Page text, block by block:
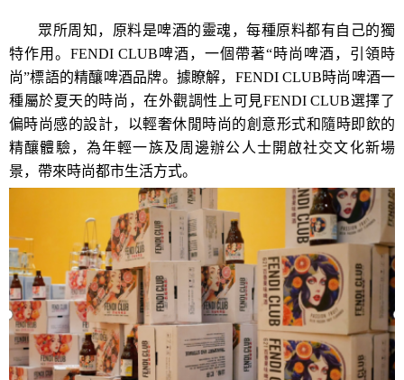
眾所周知， 原料是啤酒的靈魂，每種原料都有自己的獨
特作用。 FENDI CLUB啤酒 ， 一個帶著“時尚啤酒，引領時
尚”標語的精釀啤酒品牌。 據瞭解， FENDI CLUB時尚啤酒一
種屬於夏天的時尚，在外觀調性上可見FENDI CLUB選擇了
偏時尚感的設計，以輕奢休閒時尚的創意形式和隨時即飲的
精釀體驗，為年輕一族及周邊辦公人士開啟社交文化新場
景，帶來時尚都市生活方式。